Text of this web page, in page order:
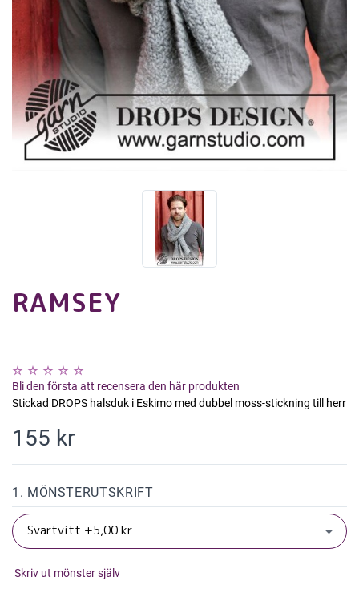
RAMSEY
Bli den första att recensera den här produkten
Stickad DROPS halsduk i Eskimo med dubbel moss-stickning till herr
155 kr
1. MÖNSTERUTSKRIFT
Skriv ut mönster själv